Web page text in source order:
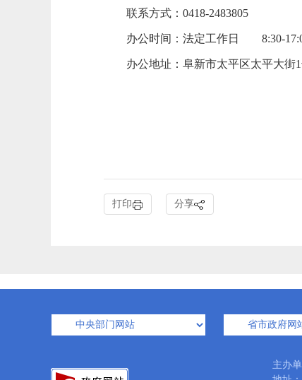
联系方式：0418-2483805
办公时间：法定工作日 8:30-
办公地址：阜新市太平区太平大街
打印 分享
主办